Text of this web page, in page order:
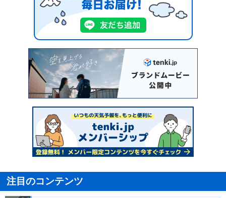
注目のコンテンツ